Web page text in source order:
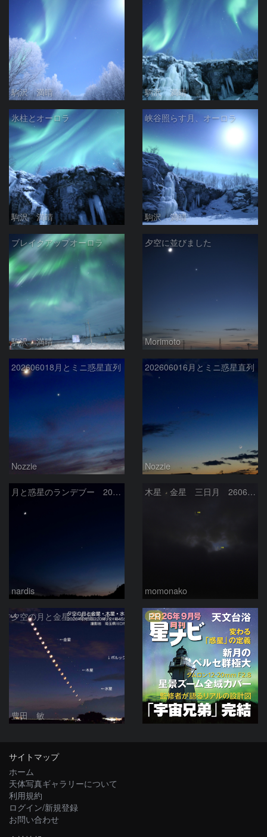
駒沢 満晴 駒沢 満晴
氷柱とオーロラ
駒沢 満晴
峡谷照らす月、オーロラ
駒沢 満晴
ブレイクアップオーロラ
駒沢 満晴
夕空に並びました
Morimoto
202606018月とミニ惑星直列
Nozzie
202606016月とミニ惑星直列
Nozzie
月と惑星のランデブー 2026/06/19
nardis
木星 金星 三日月 260618
momonako
夕空の月と金星・木星・水星の接近 2026/6/18
豊田 敏
PR
サイトマップ
ホーム
天体写真ギャラリーについて
利用規約
ログイン/新規登録
お問い合わせ